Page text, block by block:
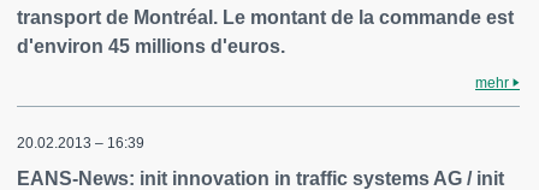
transport de Montréal. Le montant de la commande est
d'environ 45 millions d'euros.
mehr
20.02.2013 – 16:39
EANS-News: init innovation in traffic systems AG / init